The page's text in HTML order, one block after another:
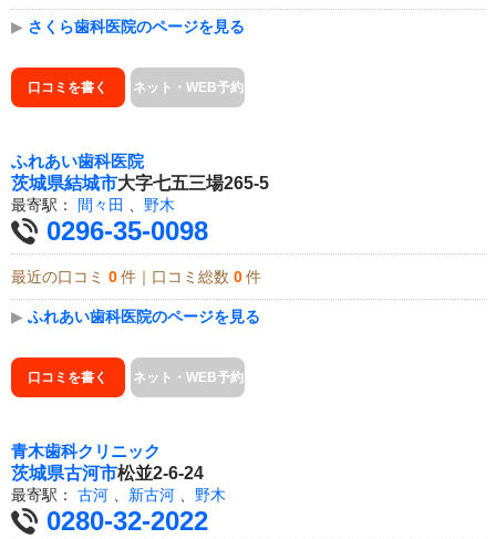
▶ さくら歯科医院のページを見る
口コミを書く ネット・WEB予約
ふれあい歯科医院
茨城県結城市大字七五三場265-5
最寄駅： 間々田 野木
0296-35-0098
最近の口コミ 0 件｜口コミ総数 0 件
▶ ふれあい歯科医院のページを見る
口コミを書く ネット・WEB予約
青木歯科クリニック
茨城県古河市松並2-6-24
最寄駅： 古河 新古河 野木
0280-32-2022